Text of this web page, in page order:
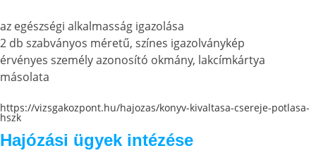
az egészségi alkalmasság igazolása
2 db szabványos méretű, színes igazolványkép
érvényes személy azonosító okmány, lakcímkártya
másolata
https://vizsgakozpont.hu/hajozas/konyv-kivaltasa-csereje-potlasa-
hszk
Hajózási ügyek intézése